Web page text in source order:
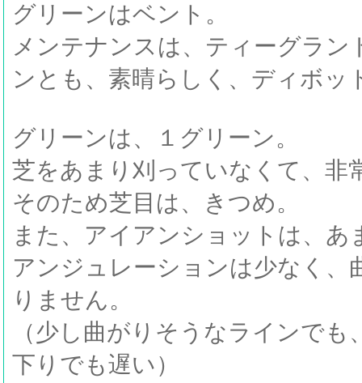
グリーンはベント。
メンテナンスは、ティーグラ
ンとも、素晴らしく、ディボッ
グリーンは、１グリーン。
芝をあまり刈っていなくて、非
そのため芝目は、きつめ。
また、アイアンショットは、あ
アンジュレーションは少なく
りません。
（少し曲がりそうなラインで
下りでも遅い）